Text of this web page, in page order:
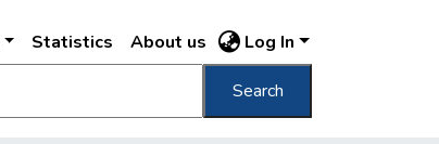
Statistics About us Log In
Search